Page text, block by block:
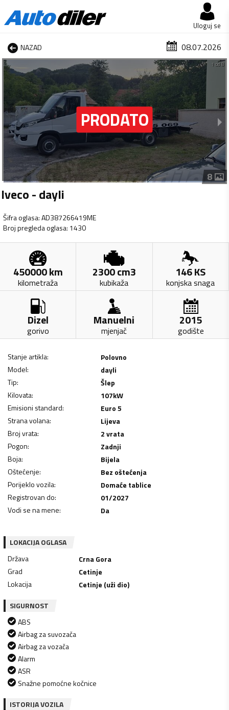
Uloguj se
NAZAD 08.07.2026
1 od 8
8
Iveco - dayli
Šifra oglasa:AD387266419ME
Broj pregleda oglasa: 1430
450000km
kilometraža
2300cm3
kubikaža
146KS
konjska snaga
Dizel
gorivo
Manuelni
mjenjač
2015
godište
Stanje artikla:
Polovno
Model:
dayli
Tip:
Šlep
Kilovata: 107kW
Emisioni standard:
Euro 5
Strana volana:
Lijeva
Broj vrata:
2 vrata
Pogon:
Zadnji
Boja:
Bijela
Oštećenje:
Bez oštećenja
Porijeklo vozila:
Domaće tablice
Registrovan do:
01/2027
Vodi se na mene: Da
LOKACIJA OGLASA
Država
Crna Gora
Grad
Cetinje
Lokacija
Cetinje (uži dio)
SIGURNOST
ABS
Airbag za suvozača
Airbag za vozača
Alarm
ASR
Snažne pomoćne kočnice
ISTORIJA VOZILA